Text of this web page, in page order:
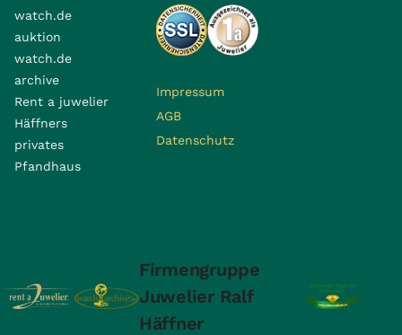
watch.de
auktion
watch.de
archive
Rent a juwelier
Häffners
privates
Pfandhaus
Impressum
AGB
Datenschutz
Firmengruppe
Juwelier Ralf
Häffner